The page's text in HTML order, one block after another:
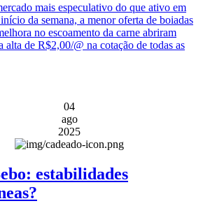
mais especulativo do que ativo em
da semana, a menor oferta de boiadas
no escoamento da carne abriram
alta de R$2,00/@ na cotação de todas as
04
ago
2025
estabilidades